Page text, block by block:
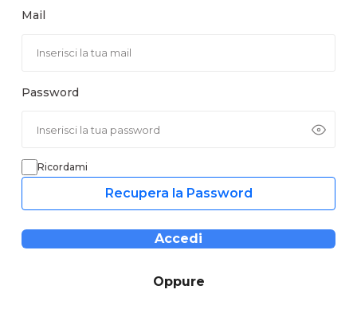
Mail
Password
Ricordami
Recupera la Password
Accedi
Oppure